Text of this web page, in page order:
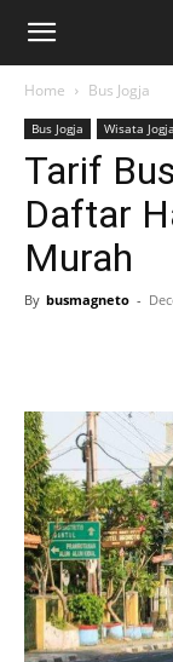
Home Bus Jogja
Bus Jogja Wisata Jogja
Tarif
Daftar
Murah
By busmagneto -